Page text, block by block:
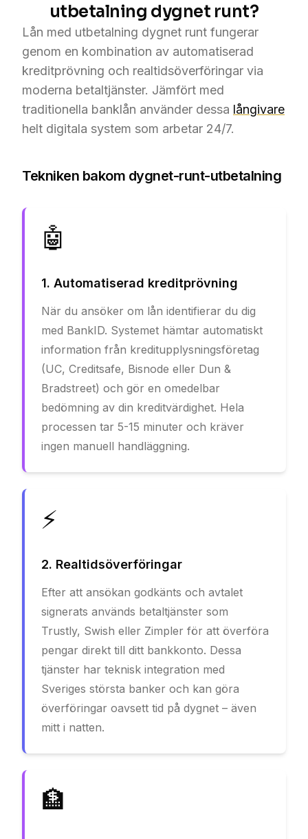
utbetalning dygnet runt?
Lån med utbetalning dygnet runt fungerar
genom en kombination av automatiserad
kreditprövning och realtidsöverföringar via
moderna betaltjänster. Jämfört med
traditionella banklån använder dessa långivare
helt digitala system som arbetar 24/7.
Tekniken bakom dygnet-runt-utbetalning
🤖
1. Automatiserad kreditprövning
När du ansöker om lån identifierar du dig
med BankID. Systemet hämtar automatiskt
information från kreditupplysningsföretag
(UC, Creditsafe, Bisnode eller Dun &
Bradstreet) och gör en omedelbar
bedömning av din kreditvärdighet. Hela
processen tar 5-15 minuter och kräver
ingen manuell handläggning.
⚡
2. Realtidsöverföringar
Efter att ansökan godkänts och avtalet
signerats används betaltjänster som
Trustly, Swish eller Zimpler för att överföra
pengar direkt till ditt bankkonto. Dessa
tjänster har teknisk integration med
Sveriges största banker och kan göra
överföringar oavsett tid på dygnet – även
mitt i natten.
🏦